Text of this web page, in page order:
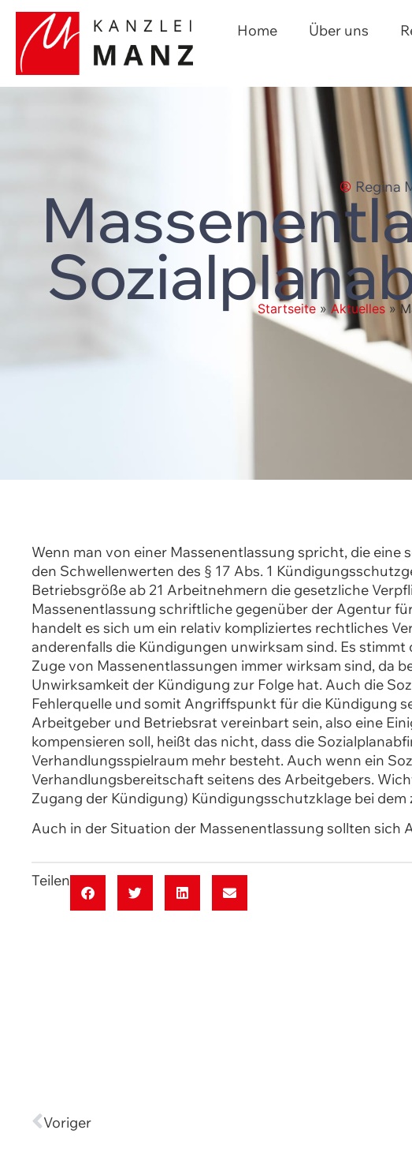
Home Über uns
Regina
Startseite»Aktuelles»
Wenn man von einer Massenentlassung spricht, die
den Schwellenwerten des § 17 Abs. 1
Betriebsgröße ab 21 Arbeitnehmern die gesetzliche
Massenentlassung schriftliche gegenüber der Agentur
handelt es sich um ein relativ kompliziertes rechtliches
anderenfalls die Kündigungen unwirksam sind. Es
Zuge von Massenentlassungen immer wirksam sind, da
Unwirksamkeit der Kündigung zur Folge hat. Auch die
Fehlerquelle und somit Angriffspunkt für die Kündigung
Arbeitgeber und Betriebsrat vereinbart sein, also eine
kompensieren soll, heißt das nicht, dass die
Verhandlungsspielraum mehr besteht. Auch wenn ein
Verhandlungsbereitschaft seitens des Arbeitgebers.
Zugang der Kündigung) Kündigungsschutzklage bei
Auch in der Situation der Massenentlassung sollten sich
Teilen
Voriger